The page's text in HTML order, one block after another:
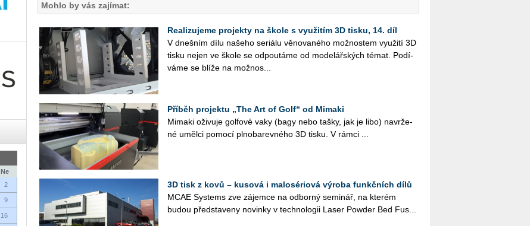
Ne
2
9
16
Mohlo by vás zajímat:
Realizujeme projekty na škole s využitím 3D tisku, 14. díl
V dneš­ním dílu na­še­ho se­ri­á­lu vě­no­va­né­ho mož­nos­tem vy­u­ži­tí 3D
tisku nejen ve škole se od­pou­tá­me od mo­de­lář­ských témat. Po­dí­
vá­me se blíže na mož­nos­...
Příběh projektu „The Art of Golf“ od Mimaki
Mi­ma­ki oži­vu­je gol­fo­vé vaky (bagy nebo tašky, jak je libo) na­vr­že­
né uměl­ci po­mo­cí pl­no­ba­rev­né­ho 3D tisku. V rámci ...
3D tisk z kovů – kusová i malosériová výroba funkčních dílů
MCAE Sys­tems zve zá­jem­ce na od­bor­ný se­mi­nář, na kte­rém
budou před­sta­ve­ny no­vin­ky v tech­no­lo­gii Laser Pow­der Bed Fus...